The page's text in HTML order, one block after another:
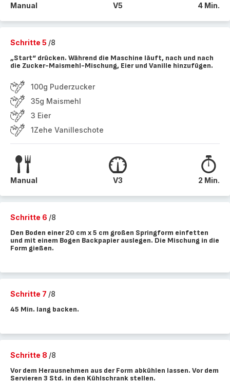
Manual V5 4 Min.
Schritte 5 /8
„Start“ drücken. Während die Maschine läuft, nach und nach
die Zucker-Maismehl-Mischung, Eier und Vanille hinzufügen.
100g Puderzucker
35g Maismehl
3 Eier
1Zehe Vanilleschote
Manual V3 2 Min.
Schritte 6 /8
Den Boden einer 20 cm x 5 cm großen Springform einfetten
und mit einem Bogen Backpapier auslegen. Die Mischung in die
Form gießen.
Schritte 7 /8
45 Min. lang backen.
Schritte 8 /8
Vor dem Herausnehmen aus der Form abkühlen lassen. Vor dem
Servieren 3 Std. in den Kühlschrank stellen.